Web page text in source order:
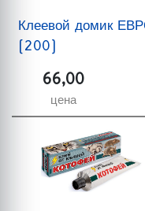
Клеевой домик
(200)
66,00
цена